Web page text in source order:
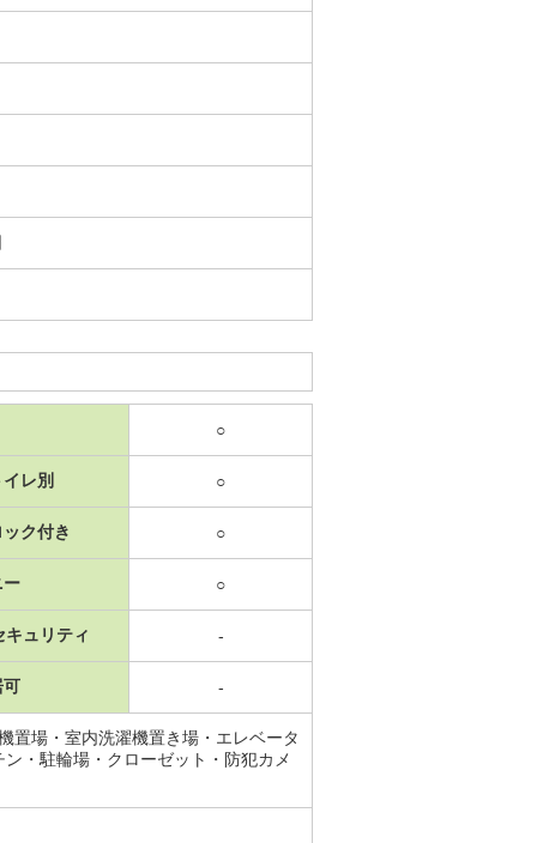
○
レ別 ○
ク付き ○
ー ○
キュリティ -
可 -
置場・室内洗濯機置き場・エレベータ
・駐輪場・クローゼット・防犯カメ